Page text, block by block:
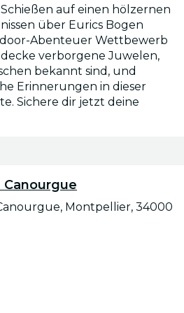
auf einen hölzernen
über Eurics Bogen
Abenteuer Wettbewerb
verborgene Juwelen,
bekannt sind, und
Erinnerungen in dieser
Sichere dir jetzt deine
Canourgue
Montpellier, 34000